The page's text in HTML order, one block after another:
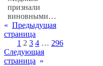
признали
виновными…
« Предыдущая
страница
1 2 3 4 … 296
Следующая
страница »